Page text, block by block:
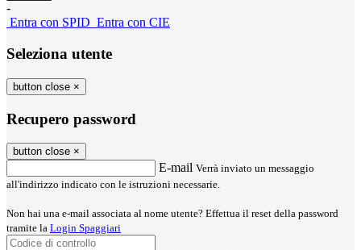
-
Entra con SPID Entra con CIE
Seleziona utente
button close ×
Recupero password
button close ×
E-mail Verrà inviato un messaggio
all'indirizzo indicato con le istruzioni necessarie.
Non hai una e-mail associata al nome utente? Effettua il reset della password
tramite la Login Spaggiari